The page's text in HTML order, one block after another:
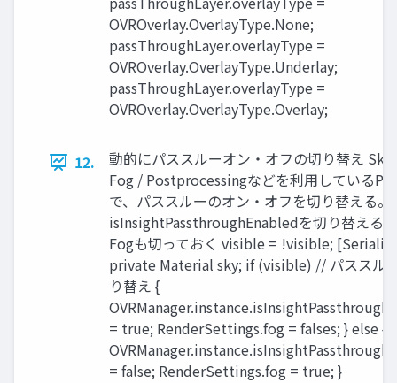
OVROverlay.OverlayType.None;
passThroughLayer.overlayType =
OVROverlay.OverlayType.Underlay;
passThroughLayer.overlayType =
OVROverlay.OverlayType.Overlay;
12.
動的にパススルーオン・オフの切り替え
Fog / Postprocessingなどを利用している
で、パススルーのオン・オフを切り替える。
isInsightPassthroughEnabledを切り替える
Fogも切っておく visible = !visible;
private Material sky; if (visible) // パススル
り替え {
= true; RenderSettings.fog = falses; } else {
= false; RenderSettings.fog = true; }